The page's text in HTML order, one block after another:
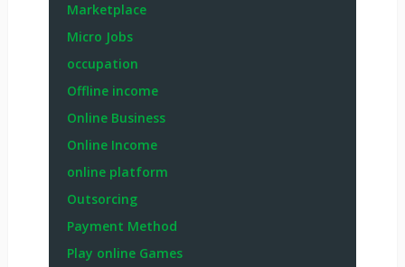
Marketplace
Micro Jobs
occupation
Offline income
Online Business
Online Income
online platform
Outsorcing
Payment Method
Play online Games